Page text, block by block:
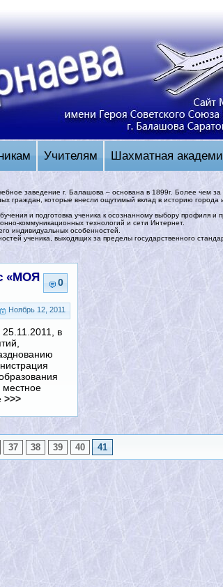
Учителям Шахматная
заведение г. Балашова – основана в 1899г. Более чем за
граждан, которые внесли ощутимый вклад в историю города
и подготовка ученика к осознанному выбору профиля и
коммуникационных технологий и сети Интернет.
индивидуальных особенностей.
ученика, выходящих за пределы государственного
0
«МОЯ
Ноябрь 12, 2011
25.11.2011, в
37 38 39 40 41